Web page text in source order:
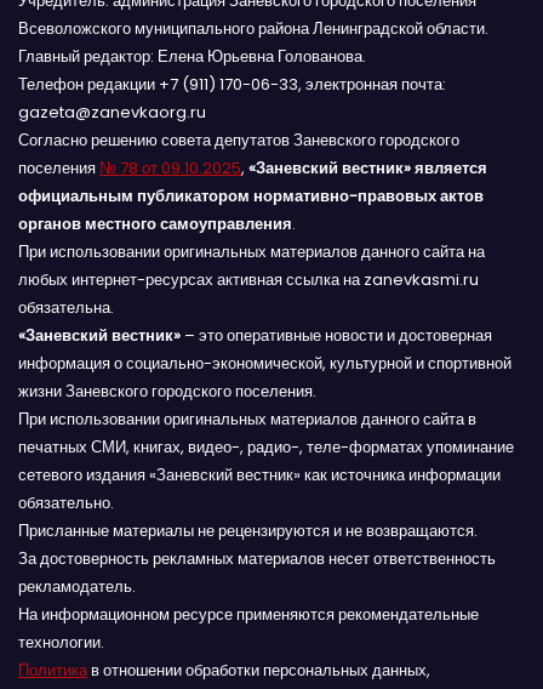
Всеволожского муниципального района Ленинградской области.
Главный редактор: Елена Юрьевна Голованова.
Телефон редакции +7 (911) 170-06-33, электронная почта:
gazeta@zanevkaorg.ru
Согласно решению совета депутатов Заневского городского
поселения № 78 от 09.10.2025, «Заневский вестник» является
официальным публикатором нормативно-правовых актов
органов местного самоуправления.
При использовании оригинальных материалов данного сайта на
любых интернет-ресурсах активная ссылка на zanevkasmi.ru
обязательна.
«Заневский вестник» – это оперативные новости и достоверная
информация о социально-экономической, культурной и спортивной
жизни Заневского городского поселения.
При использовании оригинальных материалов данного сайта в
печатных СМИ, книгах, видео-, радио-, теле-форматах упоминание
сетевого издания «Заневский вестник» как источника информации
обязательно.
Присланные материалы не рецензируются и не возвращаются.
За достоверность рекламных материалов несет ответственность
рекламодатель.
На информационном ресурсе применяются рекомендательные
технологии.
Политикав отношении обработки персональных данных,